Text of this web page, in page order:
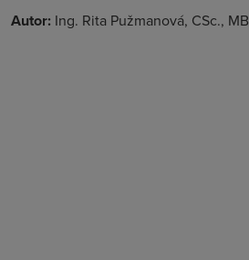
Autor: Ing. Rita Pužmanová, CSc.,